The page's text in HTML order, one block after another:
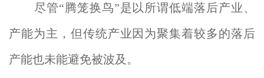
尽管“腾笼换鸟”是以所谓低端落后产业、
产能为主，但传统产业因为聚集着较多的落后
产能也未能避免被波及。